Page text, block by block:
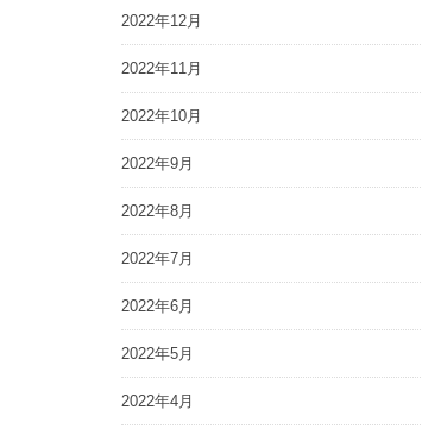
2022年12月
2022年11月
2022年10月
2022年9月
2022年8月
2022年7月
2022年6月
2022年5月
2022年4月